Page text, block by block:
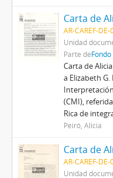
AR-CAREF-
Unidad
Parte deFondo
Carta de
a Elizabeth
(CMI),
Rica de
Peiró, Alicia
AR-CAREF-
Unidad